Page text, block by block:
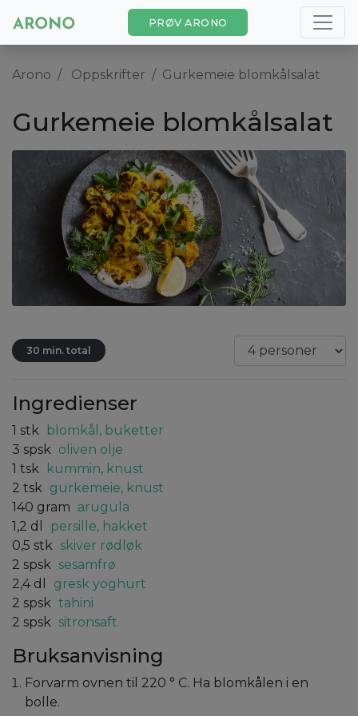
PRØV ARONO
Arono Oppskrifter Gurkemeie blomkålsalat
Gurkemeie blomkålsalat
30 min. total
Ingredienser
1 stk
blomkål, buketter
3 spsk oliven olje
1 tsk
kummin, knust
2 tsk gurkemeie, knust
140 gram arugula
1,2 dl
persille, hakket
0,5 stk skiver rødløk
2 spsk sesamfrø
2,4 dl
gresk yoghurt
2 spsk tahini
2 spsk sitronsaft
Bruksanvisning
Forvarm ovnen til 220 ° C. Ha blomkålen i en
bolle.